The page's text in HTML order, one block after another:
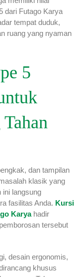
dari Futago Karya
tempat duduk,
ruang yang nyaman
5
dan tampilan
klasik yang
ini langsung
fasilitas Anda. Kursi
Karyahadir
tersebut
desain ergonomis,
khusus